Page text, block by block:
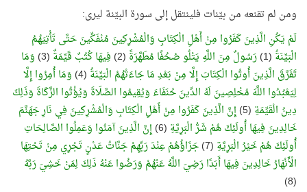
ومن لم تقنعه من بيّنات فلينتقل إلى سورة البيّنة ليرى:
لَمْ يَكُنِ الَّذِينَ كَفَرُوا مِنْ أَهْلِ الْكِتَابِ وَالْمُشْرِكِينَ مُنْفَكِّينَ حَتَّى تَأْتِيَهُمُ
الْبَيِّنَةُ (1) رَسُولٌ مِنَ اللَّهِ يَتْلُو صُحُفًا مُطَهَّرَةً (2) فِيهَا كُتُبٌ قَيِّمَةٌ (3)
وَمَا
تَفَرَّقَ الَّذِينَ أُوتُوا الْكِتَابَ إِلَّا مِنْ بَعْدِ مَا جَاءَتْهُمُ الْبَيِّنَةُ (4)
وَمَا أُمِرُوا إِلَّا
لِيَعْبُدُوا اللَّهَ مُخْلِصِينَ لَهُ الدِّينَ حُنَفَاءَ وَيُقِيمُوا الصَّلَاةَ وَيُؤْتُوا الزَّكَاةَ وَذَلِكَ
دِينُ الْقَيِّمَةِ (5)
إِنَّ الَّذِينَ كَفَرُوا مِنْ أَهْلِ الْكِتَابِ وَالْمُشْرِكِينَ فِي نَارِ جَهَنَّمَ
خَالِدِينَ فِيهَا أُولَئِكَ هُمْ شَرُّ الْبَرِيَّةِ (6)
إِنَّ الَّذِينَ آمَنُوا وَعَمِلُوا الصَّالِحَاتِ
أُولَئِكَ هُمْ خَيْرُ الْبَرِيَّةِ (7)
جَزَاؤُهُمْ عِنْدَ رَبِّهِمْ جَنَّاتُ عَدْنٍ تَجْرِي مِنْ تَحْتِهَا
الْأَنْهَارُ خَالِدِينَ فِيهَا أَبَدًا رَضِيَ اللَّهُ عَنْهُمْ وَرَضُوا عَنْهُ ذَلِكَ لِمَنْ خَشِيَ رَبَّهُ
(8)